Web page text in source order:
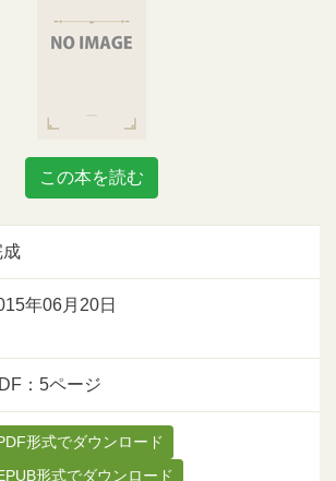
この本を読む
成
年06月20日
：5ページ
形式でダウンロード
形式でダウンロード